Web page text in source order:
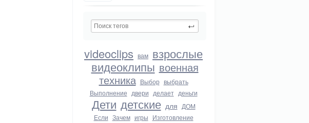
videoclips вам взрослые
видеоклипы военная
техника Выбор выбрать
Выполнение двери делает деньги
Дети детские для ДОМ
Если Зачем игры Изготовление